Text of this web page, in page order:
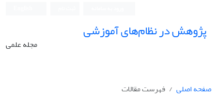
پژوهش در نظام‌های آموزشی
مجله علمی
صفحه اصلی
فهرست مقالات